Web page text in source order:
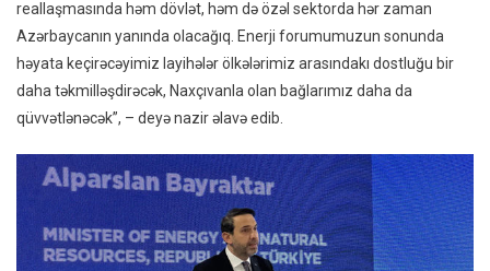
reallaşmasında həm dövlət, həm də özəl sektorda hər zaman
Azərbaycanın yanında olacağıq. Enerji forumumuzun sonunda
həyata keçirəcəyimiz layihələr ölkələrimiz arasındakı dostluğu bir
daha təkmilləşdirəcək, Naxçıvanla olan bağlarımız daha da
qüvvətlənəcək”, – deyə nazir əlavə edib.